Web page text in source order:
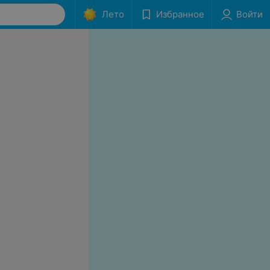
Лето Избранное Войти